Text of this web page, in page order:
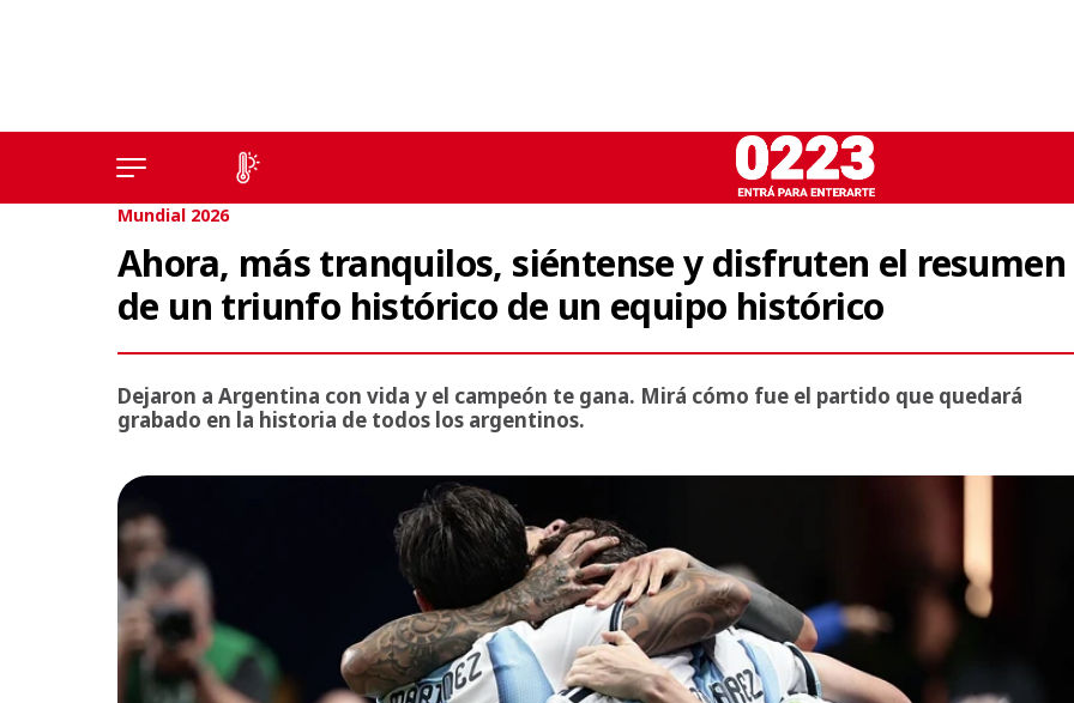
Mundial 2026
Ahora, más tranquilos, siéntense y disfruten el resumen
de un triunfo histórico de un equipo histórico
Dejaron a Argentina con vida y el campeón te gana. Mirá cómo fue el partido que quedará
grabado en la historia de todos los argentinos.